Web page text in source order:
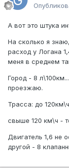
А вот это штука
На сколько я
расход у Логана
меня в среднем
Город - 8
проезжаю.
Трасса: до
свыше 120 км\ч -
Двигатель 1,6 не
другой - 8